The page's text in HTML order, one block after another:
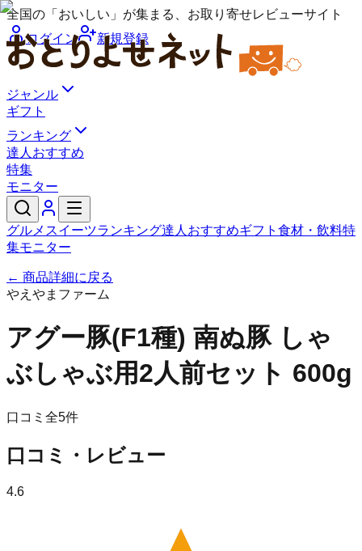
全国の「おいしい」が集まる、お取り寄せレビューサイト
ログイン
新規登録
ジャンル
ギフト
ランキング
達人おすすめ
特集
モニター
グルメ スイーツランキング達人おすすめギフト 食材・飲料特
集モニター
← 商品詳細に戻る
やえやまファーム
アグー豚(F1種) 南ぬ豚 しゃ
ぶしゃぶ用2人前セット 600g
口コミ全5件
口コミ・レビュー
4.6